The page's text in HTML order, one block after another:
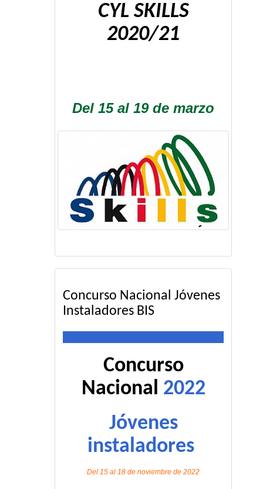
CYL SKILLS
2020/21
Del 15 al 19 de marzo
Concurso Nacional Jóvenes
Instaladores BIS
Concurso
Nacional 2022
Jóvenes
instaladores
Del 15 al 18 de noviembre de 2022